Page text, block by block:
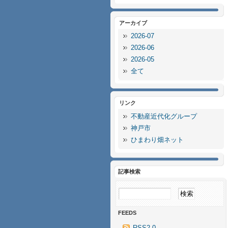
アーカイブ
2026-07
2026-06
2026-05
全て
リンク
不動産近代化グループ
神戸市
ひまわり畑ネット
記事検索
FEEDS